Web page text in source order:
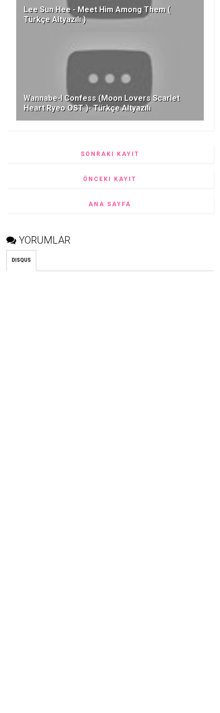
Lee Sun Hee - Meet Him Among Them (
Türkçe Altyazılı )
Wannabe-I Confess (Moon Lovers Scarlet
Heart Ryeo OST )- Türkçe Altyazılı
SONRAKI KAYIT
ÖNCEKI KAYIT
ANA SAYFA
YORUMLAR
DISQUS